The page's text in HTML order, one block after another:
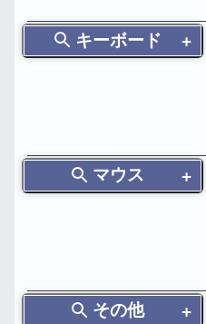
キーボード
マウス
その他